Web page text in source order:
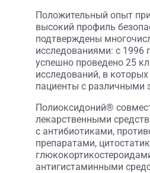
Положительный опыт
высокий профиль
подтверждены
исследованиями: с 1996
успешно проведено 25
исследований, в
пациенты с различными
Полиоксидоний®
лекарственными
с антибиотиками,
препаратами,
антигистаминными